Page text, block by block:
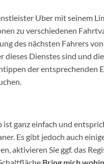
Uber mit seinem
zu verschiedenen
des nächsten Fahrers
dieses Dienstes sind und
der entsprechenden
ist ganz einfach und
Es gibt jedoch auch
aktivieren Sie ggf. das